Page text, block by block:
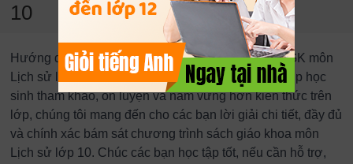
10
Hướng dẫn giải bài tập lịch sử 10 – Giải bài tập SGK môn
Lịch sử lớp 10. Nhằm cung cấp 1 nguồn tài liệu giúp học
sinh tham khảo, ôn luyện và nắm vững hơn kiến thức trên
lớp, chúng tôi mang đến cho các bạn lời giải chi tiết, đầy đủ
và chính xác bám sát chương trình sách giáo khoa môn
Lịch sử lớp 10. Chúc các bạn học tập tốt, nếu cần hỗ trợ,